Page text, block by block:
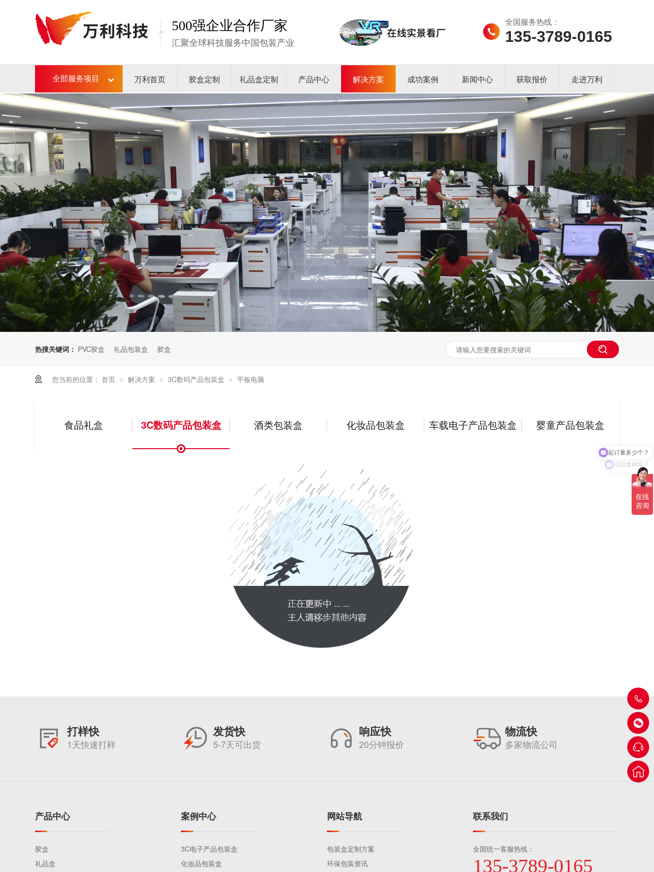
500强企业合作厂家
汇聚全球科技服务中国包装产业
全国服务热线：
135-3789-0165
全部服务项目 万利首页 胶盒定制 礼品盒定制 产品中心 解决方案 成功案例 新闻中心 获取报价 走进万利
热搜关键词： PVC胶盒 礼品包装盒 胶盒
您当前的位置： 首页 > 解决方案 > 3C数码产品包装盒 > 平板电脑
食品礼盒 3C数码产品包装盒 酒类包装盒 化妆品包装盒 车载电子产品包装盒 婴童产品包装盒
打样快
1天快速打样
发货快
5-7天可出货
响应快
20分钟报价
物流快
多家物流公司
产品中心
胶盒
礼品盒
案例中心
3C电子产品包装盒
化妆品包装盒
网站导航
包装盒定制方案
环保包装资讯
联系我们
全国统一客服热线：
135-3789-0165
可以拿样吗？